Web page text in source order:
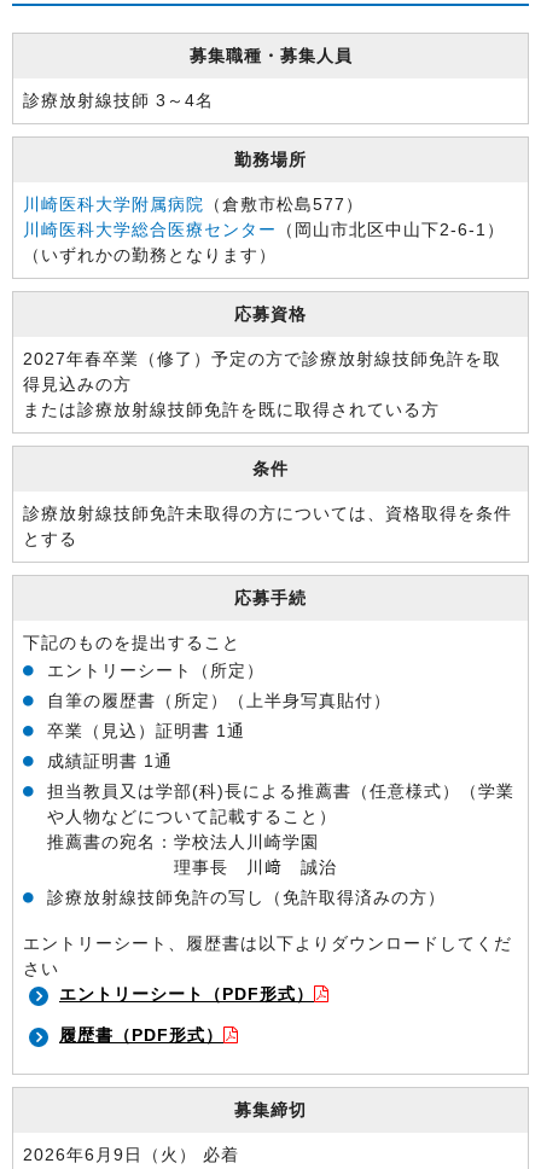
募集職種・募集人員
診療放射線技師 3～4名
勤務場所
川崎医科大学附属病院
（倉敷市松島577）
川崎医科大学総合医療センター
（岡山市北区中山下2-6-1）
（いずれかの勤務となります）
応募資格
2027年春卒業（修了）予定の方で診療放射線技師免許を取
得見込みの方
または診療放射線技師免許を既に取得されている方
条件
診療放射線技師免許未取得の方については、資格取得を条件
とする
応募手続
下記のものを提出すること
エントリーシート（所定）
自筆の履歴書（所定）（上半身写真貼付）
卒業（見込）証明書 1通
成績証明書 1通
担当教員又は学部(科)長による推薦書（任意様式）（学業
や人物などについて記載すること）
推薦書の宛名：学校法人川崎学園
理事長 川﨑 誠治
診療放射線技師免許の写し（免許取得済みの方）
エントリーシート、履歴書は以下よりダウンロードしてくだ
さい
エントリーシート（PDF形式）
履歴書（PDF形式）
募集締切
2026年6月9日（火） 必着